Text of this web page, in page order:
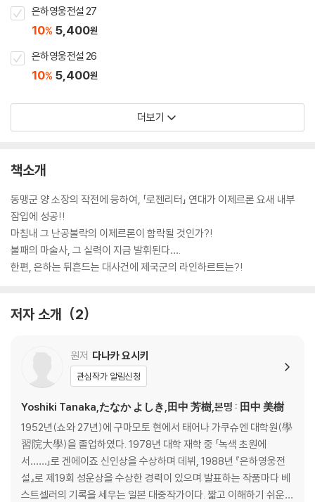
은하영웅전설 27
10% 5,400원
은하영웅전설 26
10% 5,400원
더보기
책소개
동맹군 양 소장의 작전에 응하여, 「로젠리터」 연대가 이제르론 요새 내부
잠입에 성공!!
마침내 그 난공불락의 이제르론이 함락될 것인가?!
불패의 마술사, 그 실력이 지금 발휘된다….
한편, 은하는 뒤흔드는 대사건에 제국군의 라인하르트는?!
저자 소개 2
원저 다나카 요시키
관심작가 알림신청
Yoshiki Tanaka,たなか よしき,田中 芳樹,본명 : 田中 美樹
1952년(쇼와 27년)에 구마모토 현에서 태어나 가쿠슈엔 대학원(學
習院大學)을 졸업하였다. 1978년 대학 재학 중 「녹색 초원에
서……」로 겐에이죠 신인상을 수상하며 데뷔, 1988년 『은하영웅전
설』로 제19회 성운상을 수상한 경력이 있으며 발표하는 작품마다 베
스트셀러의 기록을 세우는 일본 대중작가이다. 짧고 이해하기 쉬운